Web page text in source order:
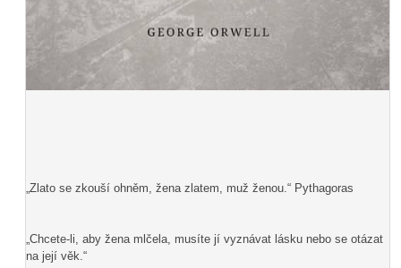
„Zlato se zkouší ohněm, žena zlatem, muž ženou.“ Pythagoras
„Chcete-li, aby žena mlčela, musíte jí vyznávat lásku nebo se otázat
na její věk.“